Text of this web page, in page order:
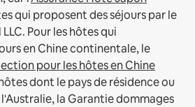
qui proposent des séjours par le
Pour les hôtes qui
en Chine continentale, le
pour les hôtes en Chine
dont le pays de résidence ou
la Garantie dommages